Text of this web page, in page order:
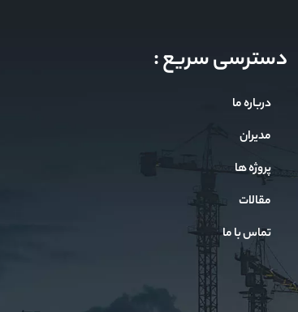
دسترسی سریع :
درباره ما
مدیران
پروژه ها
مقالات
تماس با ما